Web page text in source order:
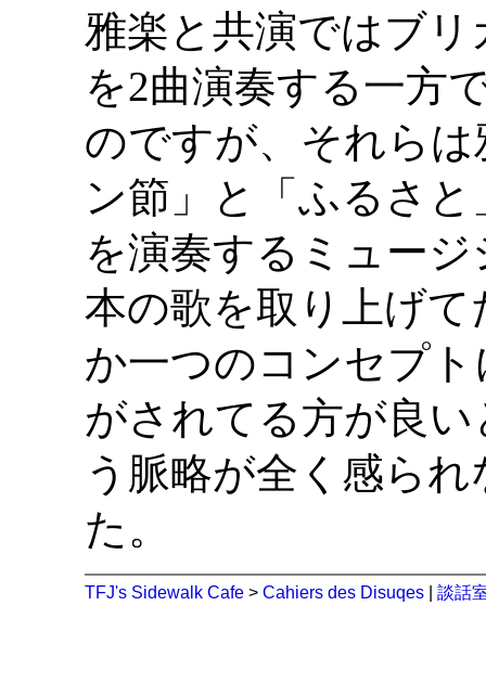
雅楽と共演ではブ
を2曲演奏する一方
のですが、それら
ン節」と「ふるさ
を演奏するミュー
本の歌を取り上げ
か一つのコンセプ
がされてる方が良
う脈略が全く感ら
た。
TFJ's Sidewalk Cafe >Cahiers des Disuqes |談話